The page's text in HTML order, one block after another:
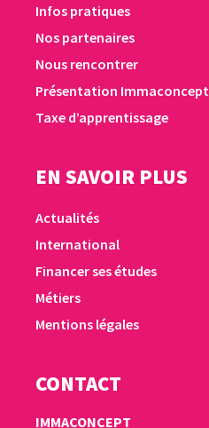
Infos pratiques
Nos partenaires
Nous rencontrer
Présentation Immaconcept
Taxe d’apprentissage
EN SAVOIR PLUS
Actualités
International
Financer ses études
Métiers
Mentions légales
CONTACT
IMMACONCEPT